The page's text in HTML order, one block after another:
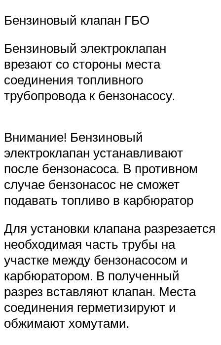
Бензиновый клапан ГБО
Бензиновый электроклапан
врезают со стороны места
соединения топливного
трубопровода к бензонасосу.
Внимание! Бензиновый
электроклапан устанавливают
после бензонасоса. В противном
случае бензонасос не сможет
подавать топливо в карбюратор
Для установки клапана разрезается
необходимая часть трубы на
участке между бензонасосом и
карбюратором. В полученный
разрез вставляют клапан. Места
соединения герметизируют и
обжимают хомутами.